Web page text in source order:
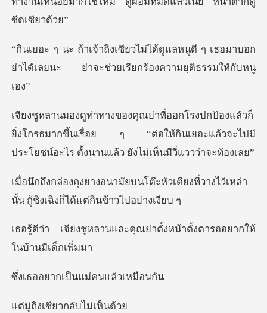
ูแลหนูดี ๆ เธอมาบอก
ย่าได้เลยนะ ย่าจะ
ยิ่งโกรธมากขึ้นเรื่อย ๆ “ต่อให้กินเยอะแล้วจะไปมี
ประโ
ะหัวเตียงที่วางไว้เหล่า
นั้น กู้ชิ
ละคุณย่าตั้งหน้าตั้งตารอ
เป็นแม่คนแล
เซียวกลับ